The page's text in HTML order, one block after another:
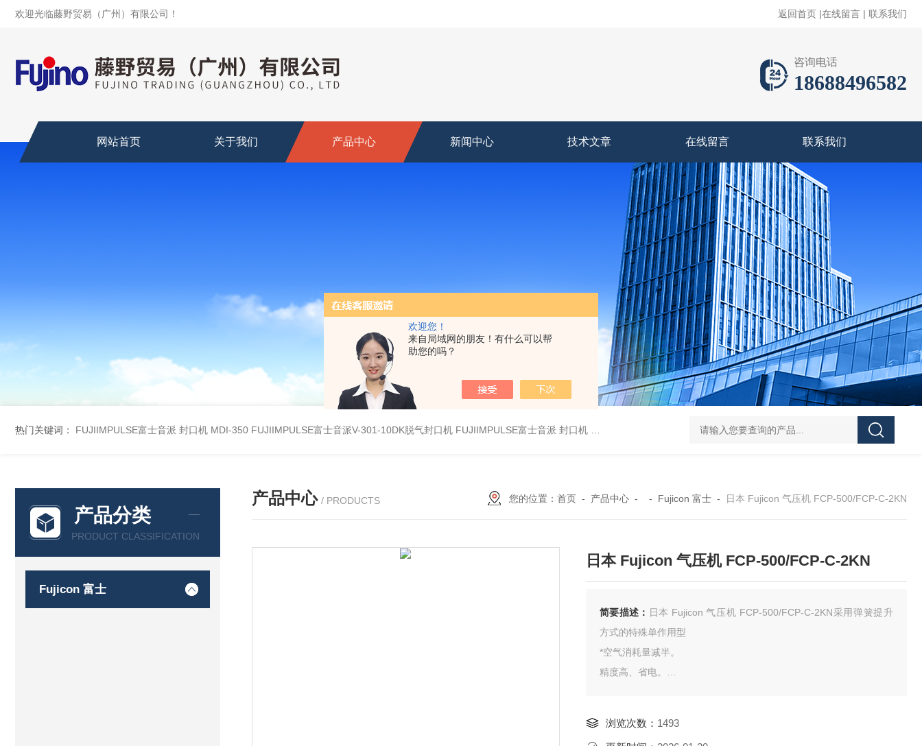
欢迎您！
来自局域网的朋友！有什么可以帮
助您的吗？
欢迎光临藤野贸易（广州）有限公司！ 返回首页 |在线留言 | 联系我们
咨询电话
18688496582
网站首页 关于我们 产品中心 新闻中心 技术文章 在线留言 联系我们
热门关键词： FUJIIMPULSE富士音派 封口机 MDI-350 FUJIIMPULSE富士音派V-301-10DK脱气封口机 FUJIIMPULSE富士音派 封口机 P-200 FUJ川IIMPULSE 富士音派 封口机 FA-600-5 FUJIIMPULSE富士音派
产品分类
PRODUCT CLASSIFICATION
Fujicon 富士
产品中心 / PRODUCTS 您的位置： 首页 - 产品中心 - - Fujicon 富士 - 日本 Fujicon 气压机 FCP-500/FCP-C-2KN
日本 Fujicon 气压机 FCP-500/FCP-C-2KN
简要描述： 日本 Fujicon 气压机 FCP-500/FCP-C-2KN采用弹簧提升
方式的特殊单作用型
*空气消耗量减半。
精度高、省电。
配有速度控制器，可自由调节压力机下降速度。
浏览次数： 1493